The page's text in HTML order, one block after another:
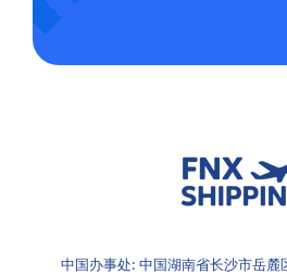
中国办事处: 中国湖南省长沙市岳麓